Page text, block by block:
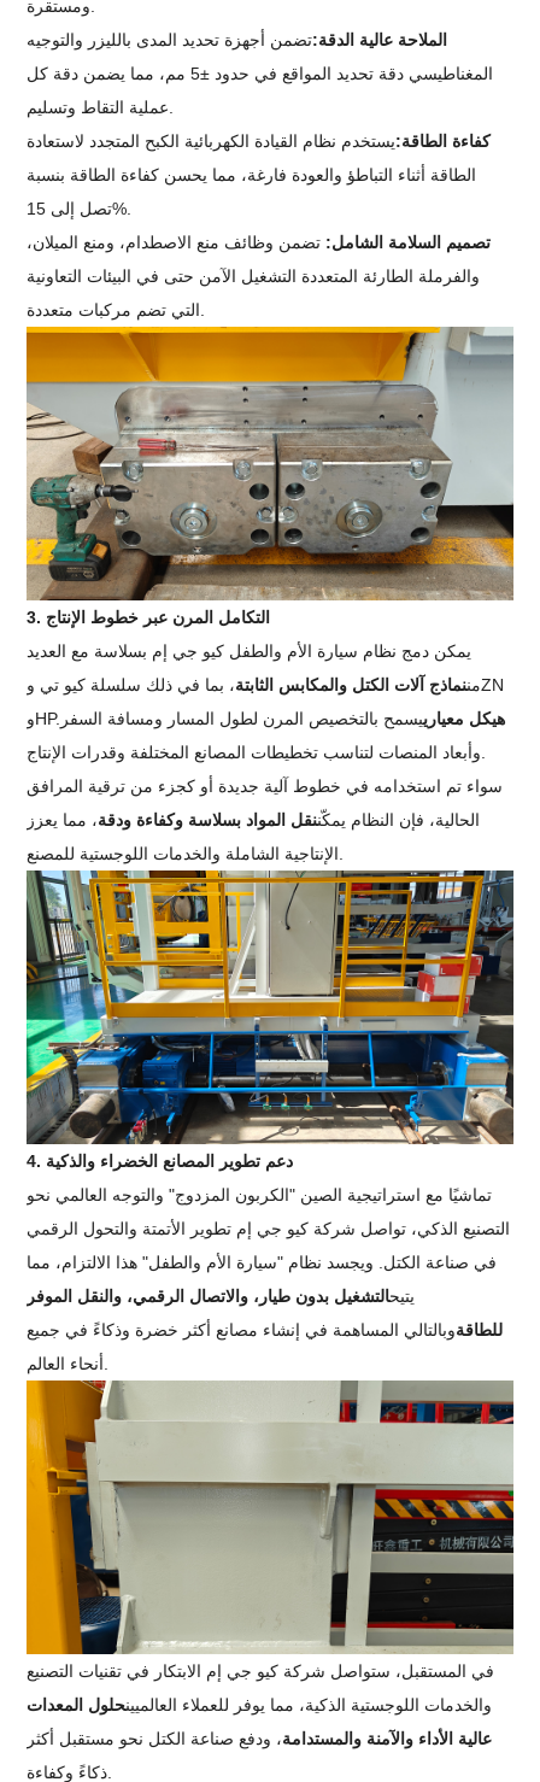
ومستقرة.
الملاحة عالية الدقة:تضمن أجهزة تحديد المدى بالليزر والتوجيه
المغناطيسي دقة تحديد المواقع في حدود ±5 مم، مما يضمن دقة كل
عملية التقاط وتسليم.
كفاءة الطاقة:يستخدم نظام القيادة الكهربائية الكبح المتجدد لاستعادة
الطاقة أثناء التباطؤ والعودة فارغة، مما يحسن كفاءة الطاقة بنسبة
تصل إلى 15%.
تصميم السلامة الشامل: تضمن وظائف منع الاصطدام، ومنع الميلان،
والفرملة الطارئة المتعددة التشغيل الآمن حتى في البيئات التعاونية
التي تضم مركبات متعددة.
3. التكامل المرن عبر خطوط الإنتاج
يمكن دمج نظام سيارة الأم والطفل كيو جي إم بسلاسة مع العديد
مننماذج آلات الكتل والمكابس الثابتة، بما في ذلك سلسلة كيو تي وZN
وHP.
هيكل معيارييسمح بالتخصيص المرن لطول المسار ومسافة السفر
وأبعاد المنصات لتناسب تخطيطات المصانع المختلفة وقدرات الإنتاج.
سواء تم استخدامه في خطوط آلية جديدة أو كجزء من ترقية المرافق
الحالية، فإن النظام يمكّننقل المواد بسلاسة وكفاءة ودقة، مما يعزز
الإنتاجية الشاملة والخدمات اللوجستية للمصنع.
4. دعم تطوير المصانع الخضراء والذكية
تماشيًا مع استراتيجية الصين "الكربون المزدوج" والتوجه العالمي نحو
التصنيع الذكي، تواصل شركة كيو جي إم تطوير الأتمتة والتحول الرقمي
في صناعة الكتل. ويجسد نظام "سيارة الأم والطفل" هذا الالتزام، مما
يتيحالتشغيل بدون طيار، والاتصال الرقمي، والنقل الموفر
للطاقةوبالتالي المساهمة في إنشاء مصانع أكثر خضرة وذكاءً في جميع
في المستقبل، ستواصل شركة كيو جي إم الابتكار في تقنيات التصنيع
والخدمات اللوجستية الذكية، مما يوفر للعملاء العالميينحلول المعدات
عالية الأداء والآمنة والمستدامة، ودفع صناعة الكتل نحو مستقبل أكثر